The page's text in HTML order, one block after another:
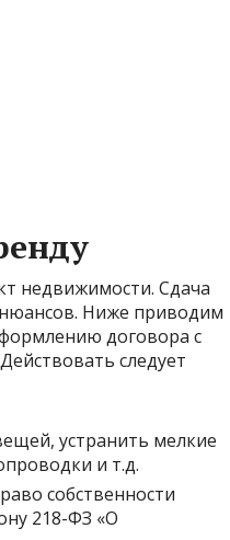
недвижимости. Сдача
нюансов. Ниже приводим
договора с
следует
устранить мелкие
и т.д.
собственности
218-ФЗ «О